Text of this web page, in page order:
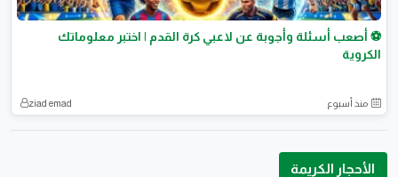
⚽ أصعب أسئلة وأجوبة عن لاعبي كرة القدم | اختبر معلوماتك
الكروية
منذ أسبوع ziad emad
الأحجار الكريمة